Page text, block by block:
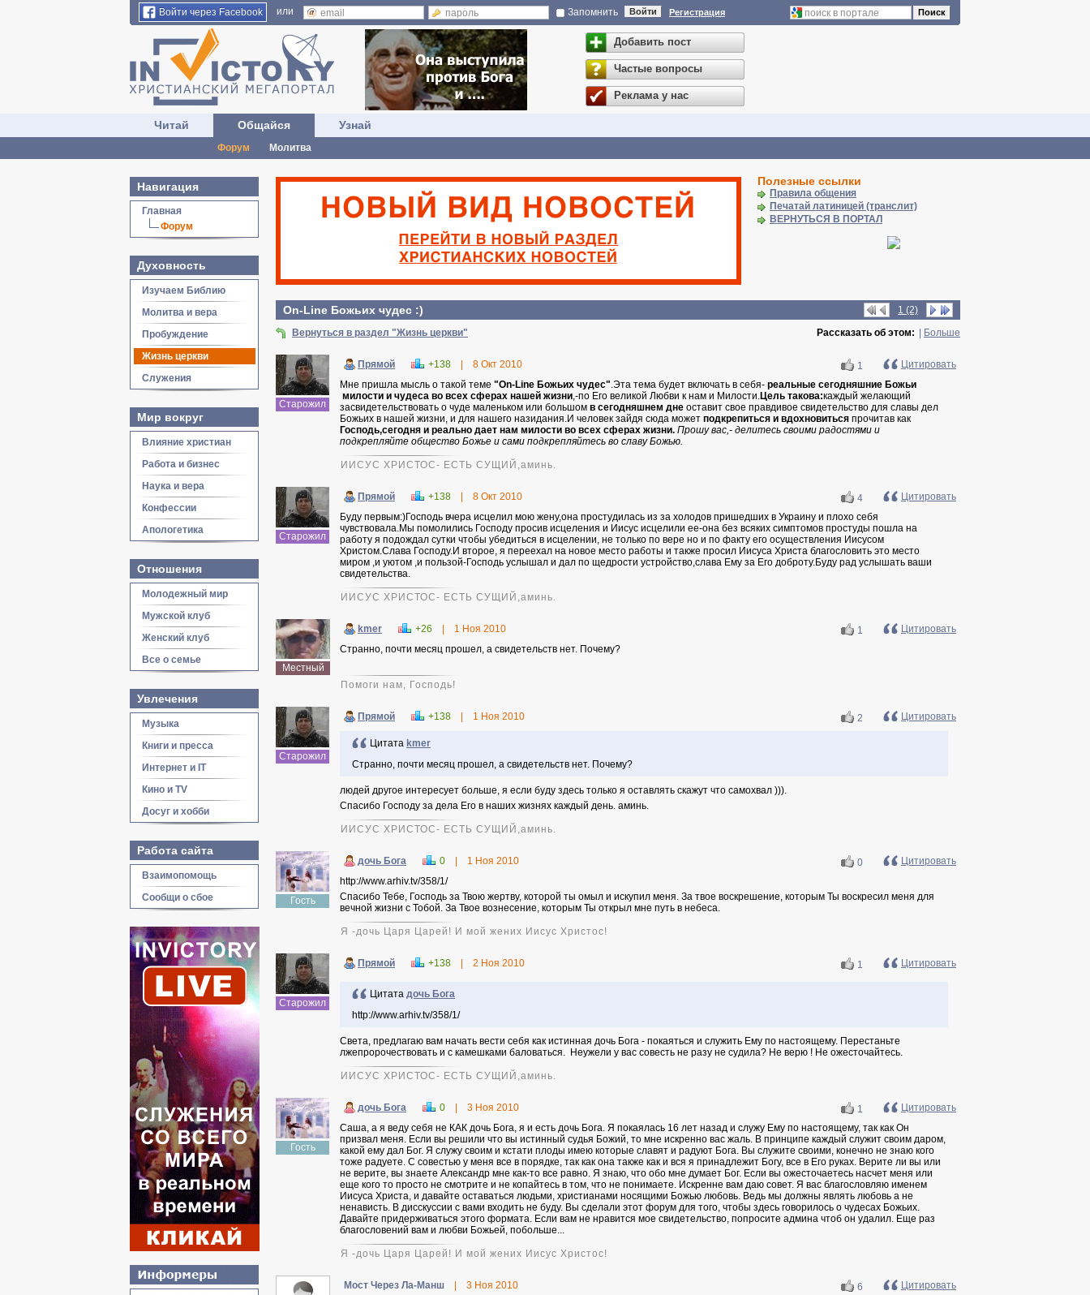
Войти через Facebook или Запомнить Войти Регистрация Поиск
Добавить пост
Частые вопросы
Реклама у нас
Читай Общайся
Форум Молитва
Узнай
Навигация
Главная
Форум
Духовность
Изучаем Библию
Молитва и вера
Пробуждение
Жизнь церкви
Служения
Мир вокруг
Влияние христиан
Работа и бизнес
Наука и вера
Конфессии
Апологетика
Отношения
Молодежный мир
Мужской клуб
Женский клуб
Все о семье
Увлечения
Музыка
Книги и пресса
Интернет и IT
Кино и TV
Досуг и хобби
Работа сайта
Взаимопомощь
Сообщи о сбое
Полезные ссылки
Правила общения
Печатай латиницей (транслит)
ВЕРНУТЬСЯ В ПОРТАЛ
On-Line Божьих чудес :)
1 (2)
Вернуться в раздел "Жизнь церкви"
Больше
Рассказать об этом:
Старожил
Прямой +138 8 Окт 2010 1
Цитировать
Мне пришла мысль о такой теме "On-Line Божьих чудес".Эта тема будет включать в себя- реальные сегодняшние Божьи
милости и чудеса во всех сферах нашей жизни,-по Его великой Любви к нам и Милости.Цель такова:каждый желающий
засвидетельствовать о чуде маленьком или большом в сегодняшнем дне оставит свое правдивое свидетельство для славы дел
Божьих в нашей жизни, и для нашего назидания.И человек зайдя сюда может подкрепиться и вдохновиться прочитав как
Господь,сегодня и реально дает нам милости во всех сферах жизни. Прошу вас,- делитесь своими радостями и
подкрепляйте общество Божье и сами подкрепляйтесь во славу Божью.
ИИСУС ХРИСТОС- ЕСТЬ СУЩИЙ,аминь.
Старожил
Прямой +138 8 Окт 2010 4
Цитировать
Буду первым:)Господь вчера исцелил мою жену,она простудилась из за холодов пришедших в Украину и плохо себя
чувствовала.Мы помолились Господу просив исцеления и Иисус исцелили ее-она без всяких симптомов простуды пошла на
работу я подождал сутки чтобы убедиться в исцелении, не только по вере но и по факту его осуществления Иисусом
Христом.Слава Господу.И второе, я переехал на новое место работы и также просил Иисуса Христа благословить это место
миром ,и уютом ,и пользой-Господь услышал и дал по щедрости устройство,слава Ему за Его доброту.Буду рад услышать ваши
свидетельства.
ИИСУС ХРИСТОС- ЕСТЬ СУЩИЙ,аминь.
Местный
kmer +26 1 Ноя 2010 1
Цитировать
Странно, почти месяц прошел, а свидетельств нет. Почему?
Помоги нам, Господь!
Старожил
Прямой +138 1 Ноя 2010 2 Цитировать
Цитата kmer
Странно, почти месяц прошел, а свидетельств нет. Почему?
людей другое интересует больше, я если буду здесь только я оставлять скажут что самохвал ))).
Спасибо Господу за дела Его в наших жизнях каждый день. аминь.
ИИСУС ХРИСТОС- ЕСТЬ СУЩИЙ,аминь.
Гость
дочь Бога 0 1 Ноя 2010 0
Цитировать
http://www.arhiv.tv/358/1/
Спасибо Тебе, Господь за Твою жертву, которой ты омыл и искупил меня. За твое воскрешение, которым Ты воскресил меня для
вечной жизни с Тобой. За Твое вознесение, которым Ты открыл мне путь в небеса.
Я -дочь Царя Царей! И мой жених Иисус Христос!
Старожил
Прямой +138 2 Ноя 2010 1 Цитировать
Цитата дочь Бога
http://www.arhiv.tv/358/1/
Света, предлагаю вам начать вести себя как истинная дочь Бога - покаяться и служить Ему по настоящему. Перестаньте
лжепророчествовать и с камешками баловаться. Неужели у вас совесть не разу не судила? Не верю ! Не ожесточайтесь.
ИИСУС ХРИСТОС- ЕСТЬ СУЩИЙ,аминь.
Гость
дочь Бога 0 3 Ноя 2010 1
Цитировать
Саша, а я веду себя не КАК дочь Бога, я и есть дочь Бога. Я покаялась 16 лет назад и служу Ему по настоящему, так как Он
призвал меня. Если вы решили что вы истинный судья Божий, то мне искренно вас жаль. В принципе каждый служит своим даром,
какой ему дал Бог. Я служу своим и кстати плоды имею которые славят и радуют Бога. Вы служите своими, конечно не знаю кого
тоже радуете. С совестью у меня все в порядке, так как она также как и вся я принадлежит Богу, все в Его руках. Верите ли вы или
не верите, вы знаете Александр мне как-то все равно. Я знаю, что обо мне думает Бог. Если вы ожесточаетесь насчет меня или
еще кого то просто не смотрите и не копайтесь в том, что не понимаете. Искренне вам даю совет. Я вас благословляю именем
Иисуса Христа, и давайте оставаться людьми, христианами носящими Божью любовь. Ведь мы должны являть любовь а не
ненависть. В дисскуссии с вами входить не буду. Вы сделали этот форум для того, чтобы здесь говорилось о чудесах Божьих.
Давайте придерживаться этого формата. Если вам не нравится мое свидетельство, попросите админа чтоб он удалил. Еще раз
благословений вам и любви Божьей, побольше...
Я -дочь Царя Царей! И мой жених Иисус Христос!
Мост Через Ла-Манш 3 Ноя 2010 6 Цитировать